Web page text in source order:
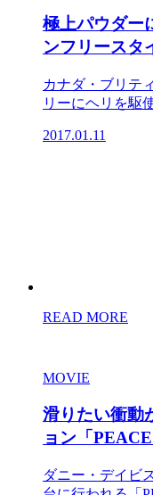
極上パウダー
ンフリースタ
カナダ・ブリテ
リーにヘリを駆
2017.01.11
READ MORE
MOVIE
滑りたい衝動
ョン「
ダニー・デイビ